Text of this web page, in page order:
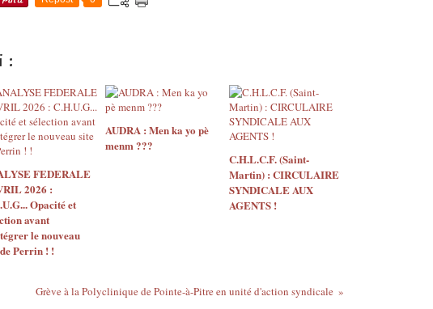
:
FEDERALE
2026 :
Opacité et
avant
le nouveau
Perrin ! !
AUDRA : Men ka yo pè
menm ???
C.H.L.C.F. (Saint-
Martin) : CIRCULAIRE
SYNDICALE AUX
AGENTS !
Grève à la Polyclinique de Pointe-à-Pitre en unité d'action syndicale